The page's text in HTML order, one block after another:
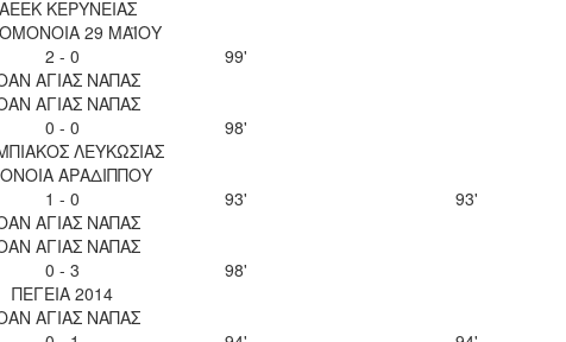
ΚΕΡΥΝΕΙΑΣ
29 ΜΑΪΟΥ
2 - 0
ΑΓΙΑΣ ΝΑΠΑΣ
99'
ΑΓΙΑΣ ΝΑΠΑΣ
0 - 0
ΛΕΥΚΩΣΙΑΣ
98'
ΑΡΑΔΙΠΠΟΥ
1 - 0
ΑΓΙΑΣ ΝΑΠΑΣ
93' 93'
ΑΓΙΑΣ ΝΑΠΑΣ
0 - 3
ΠΕΓΕΙΑ 2014
98'
ΑΓΙΑΣ ΝΑΠΑΣ